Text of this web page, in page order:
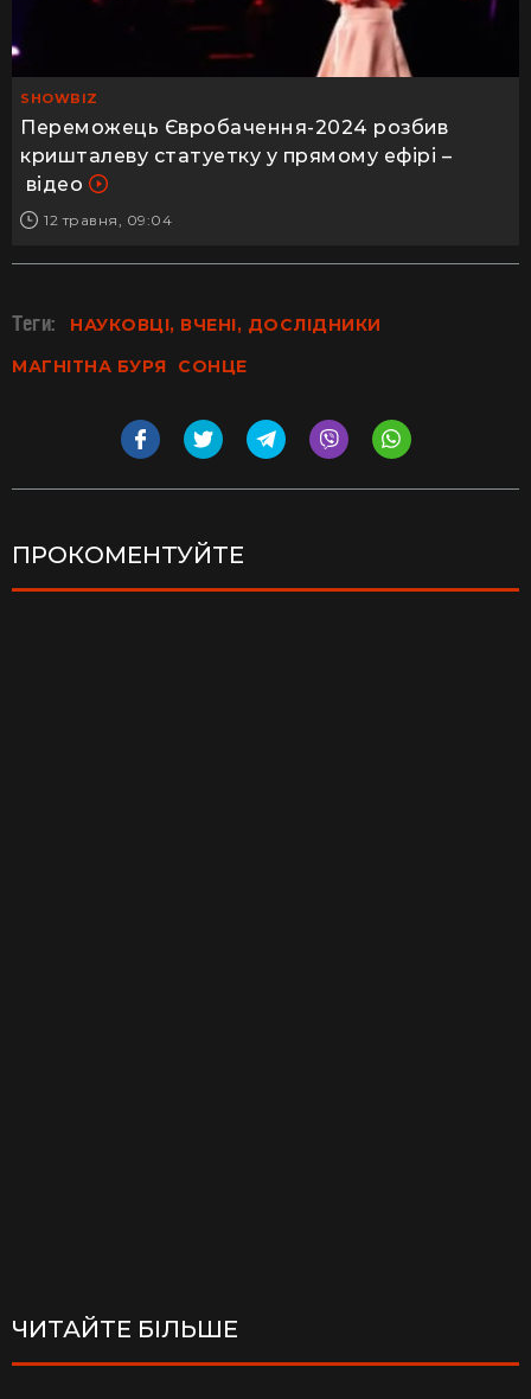
SHOWBIZ
Переможець Євробачення-2024 розбив
кришталеву статуетку у прямому ефірі –
відео
12 травня, 09:04
Теги:
НАУКОВЦІ, ВЧЕНІ, ДОСЛІДНИКИ
МАГНІТНА БУРЯ
СОНЦЕ
ПРОКОМЕНТУЙТЕ
ЧИТАЙТЕ БІЛЬШЕ